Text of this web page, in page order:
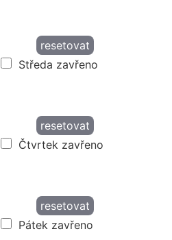
resetovat
Středa zavřeno
resetovat
Čtvrtek zavřeno
resetovat
Pátek zavřeno